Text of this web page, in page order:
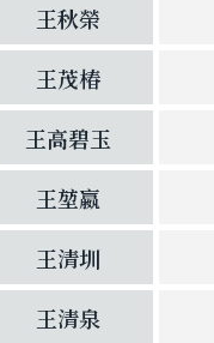
王秋榮
王茂椿
王高碧玉
王堃嬴
王清圳
王清泉